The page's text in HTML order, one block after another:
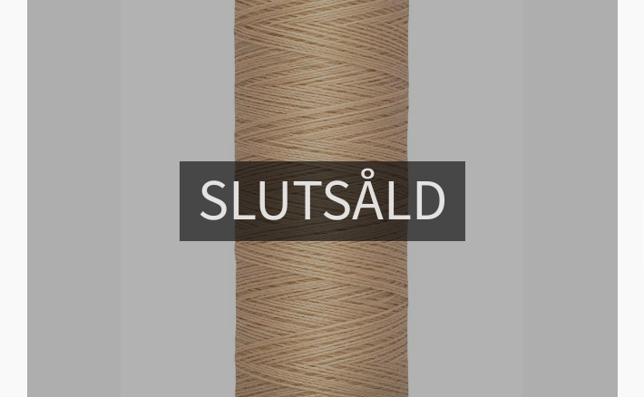
SLUTSÅLD